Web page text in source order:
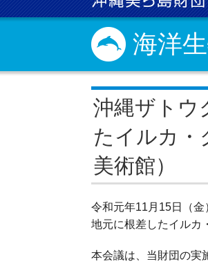
海洋
沖縄ザトウ
たイルカ・
美術館）
令和元年11月15日（
地元に根差したイルカ
本会議は、当財団の実